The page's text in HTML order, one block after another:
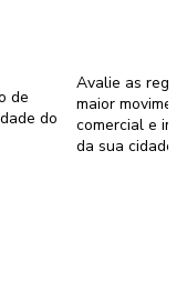
de
do
Avalie as
maior
comercial e
da sua cidade